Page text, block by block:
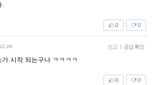
0
0
신고 | 공감 확인
시작 되는구나 ㅋㅋㅋㅋ
0
0